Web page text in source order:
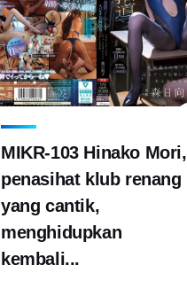
MIKR-103 Hinako Mori,
penasihat klub renang
yang cantik,
menghidupkan
kembali...